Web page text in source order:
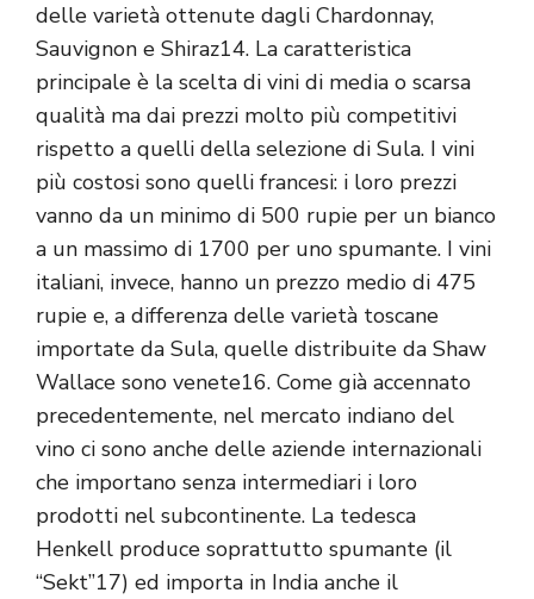
delle varietà ottenute dagli Chardonnay,
Sauvignon e Shiraz14. La caratteristica
principale è la scelta di vini di media o scarsa
qualità ma dai prezzi molto più competitivi
rispetto a quelli della selezione di Sula. I vini
più costosi sono quelli francesi: i loro prezzi
vanno da un minimo di 500 rupie per un bianco
a un massimo di 1700 per uno spumante. I vini
italiani, invece, hanno un prezzo medio di 475
rupie e, a differenza delle varietà toscane
importate da Sula, quelle distribuite da Shaw
Wallace sono venete16. Come già accennato
precedentemente, nel mercato indiano del
vino ci sono anche delle aziende internazionali
che importano senza intermediari i loro
prodotti nel subcontinente. La tedesca
Henkell produce soprattutto spumante (il
“Sekt”17) ed importa in India anche il